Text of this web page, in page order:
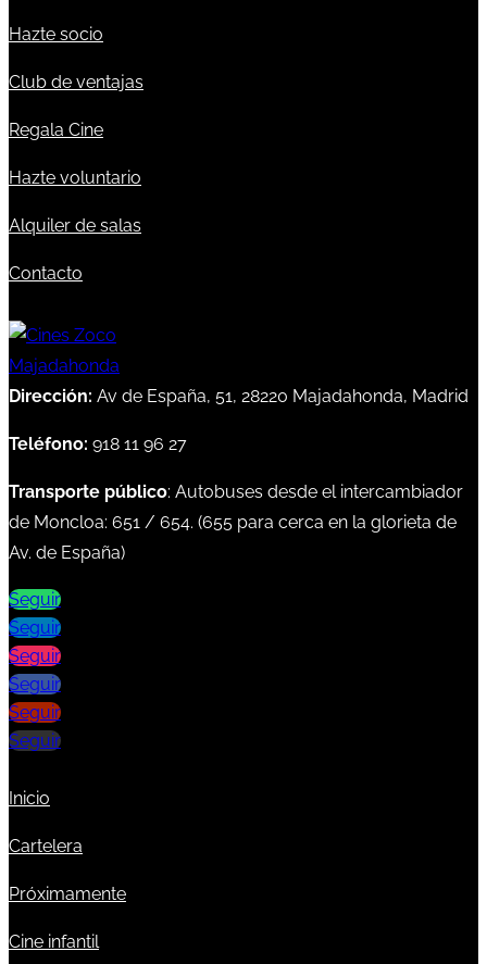
Hazte socio
Club de ventajas
Regala Cine
Hazte voluntario
Alquiler de salas
Contacto
Dirección: Av de España, 51, 28220 Majadahonda, Madrid
Teléfono: 918 11 96 27
Transporte público: Autobuses desde el intercambiador
de Moncloa: 651 / 654. (655 para cerca en la glorieta de
Av. de España)
Seguir
Seguir
Seguir
Seguir
Seguir
Seguir
Inicio
Cartelera
Próximamente
Cine infantil